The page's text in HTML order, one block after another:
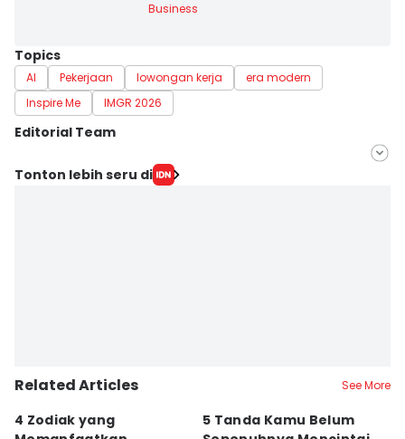
Business
Topics
AI Pekerjaan lowongan kerja
era modern
Inspire Me
IMGR 2026
Editorial Team
Editor
Tonton lebih seru di
Related Articles See More
4 Zodiak yang
5 Tanda Kamu Belum